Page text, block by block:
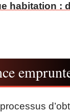
habitation :